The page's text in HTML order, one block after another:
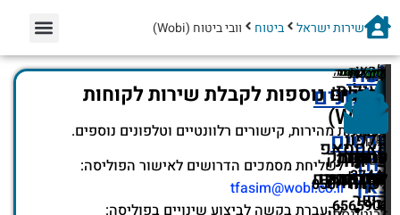
שירות ישראל ביטוח וובי ביטוח (Wobi)
וובי
ביטוח
(Wobi)
-
שירות
לקוחות
בחר
לך
את
הדרך
הנוחה
ביותר
עבור
תלחצו
על
האייקון,
זה
קל
ופשוט.
מענה מהיר
טלפון
*2744
מענה מהיר
וואטסאפ
לשמור-050-
6565902
שעות
פעילות:
ימים
א'-
ה':
09:00-
16:00
יום
ו'
/
ערבי
חג:
סגור
יום
שבת
וחג:
סגור
לעוד
טלפונים
/
פרטים
לחץ
כאן
מענה מהיר
פייסבוק
מסנג'ר
לחץ לשליחה
מ
י
י
לחץ למעבר
טופס
יצירת
קשר
לחץ למעבר
אתר
החברה
לחץ למעבר
עמוד
פייסבוק
לחץ למעבר
עמוד
אינסטגרם
לחץ למעבר
טוויטר
לחץ למעבר
ערוץ
יוטיוב
לחץ להצגה
כתובת
למכתבים
דרכים נוספות לקבלת שירות לקוחות
פעולות מהירות, קישורים רלוונטיים וטלפונים נוספים.
לשליחת מסמכים הדרושים לאישור הפוליסה:
tfasim@wobi.co.il